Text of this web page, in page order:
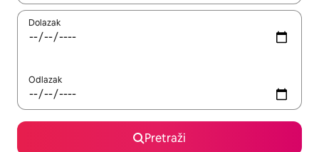
Dolazak
Odlazak
Pretraži